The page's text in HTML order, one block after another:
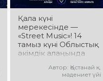
Қала күні
мерекесінде —
«Street Music»! 14
тамыз күні Облыстық
әкімдік алаңында
ұжымдарының
Автор: Қостанай қ.
мәдениет үйі